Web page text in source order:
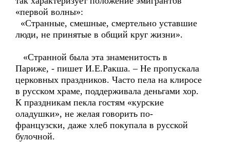
«первой волны»:
«Странные, смешные, смертельно уставшие
люди, не принятые в общий круг жизни».
«Странной была эта знаменитость в
Париже, - пишет И.Е.Ракша. – Не пропускала
церковных праздников. Часто пела на клиросе
в русском храме, поддерживала деньгами хор.
К праздникам пекла гостям «курские
оладушки», не желая говорить по-
французски, даже хлеб покупала в русской
булочной.